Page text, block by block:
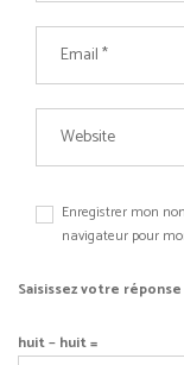
Enregistrer mon
navigateur pour
Saisissez votre
huit − huit =